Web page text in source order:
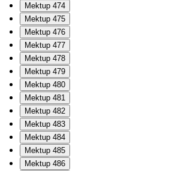
Mektup 474
Mektup 475
Mektup 476
Mektup 477
Mektup 478
Mektup 479
Mektup 480
Mektup 481
Mektup 482
Mektup 483
Mektup 484
Mektup 485
Mektup 486